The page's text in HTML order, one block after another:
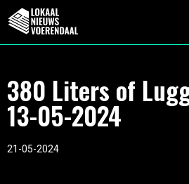
380 Liters of
13-05-2024
21-05-2024